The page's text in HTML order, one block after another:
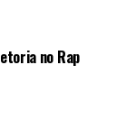
no Rap